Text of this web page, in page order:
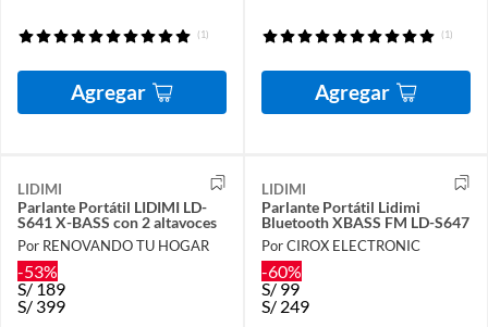
(1)
Agregar
(1)
Agregar
LIDIMI
Parlante Portátil LIDIMI LD-
S641 X-BASS con 2 altavoces
Por RENOVANDO TU HOGAR
-53%
S/189
S/ 399
LIDIMI
Parlante Portátil Lidimi
Bluetooth XBASS FM LD-S647
Por CIROX ELECTRONIC
-60%
S/99
S/ 249